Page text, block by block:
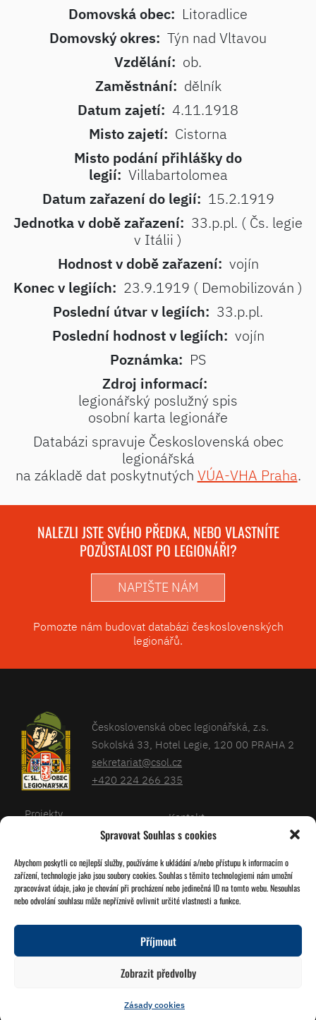
Spravovat Souhlas s cookies
Abychom poskytli co nejlepší služby, používáme k ukládání a/nebo přístupu k informacím o
zařízení, technologie jako jsou soubory cookies. Souhlas s těmito technologiemi nám umožní
zpracovávat údaje, jako je chování při procházení nebo jedinečná ID na tomto webu. Nesouhlas
nebo odvolání souhlasu může nepříznivě ovlivnit určité vlastnosti a funkce.
Příjmout
Zobrazit předvolby
Zásady cookies
Domovská obec: Litoradlice
Domovský okres: Týn nad Vltavou
Vzdělání: ob.
Zaměstnání: dělník
Datum zajetí: 4.11.1918
Misto zajetí: Cistorna
Misto podání přihlášky do
legií: Villabartolomea
Datum zařazení do legií: 15.2.1919
Jednotka v době zařazení: 33.p.pl. ( Čs. legie
v Itálii )
Hodnost v době zařazení: vojín
Konec v legiích: 23.9.1919 ( Demobilizován )
Poslední útvar v legiích: 33.p.pl.
Poslední hodnost v legiích: vojín
Poznámka: PS
Zdroj informací:
legionářský poslužný spis
osobní karta legionáře
Databázi spravuje Československá obec
legionářská
na základě dat poskytnutých VÚA-VHA Praha.
NALEZLI JSTE SVÉHO PŘEDKA, NEBO VLASTNÍTE
POZŮSTALOST PO LEGIONÁŘI?
NAPIŠTE NÁM
Pomozte nám budovat databázi československých
legionářů.
Československá obec legionářská, z.s.
Sokolská 33, Hotel Legie, 120 00 PRAHA 2
sekretariat@csol.cz
+420 224 266 235
Sledujte nás!
Projekty
Kalendář
O nás
Kontakt
Databáze legionářů
Pro členy
Zásady cookies
Studio DružbaVytvořilMiroslav Tomášek